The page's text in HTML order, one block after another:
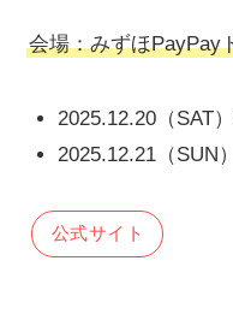
会場：みずほPayPay
2025.12.20（SAT
2025.12.21（SUN
公式サイト